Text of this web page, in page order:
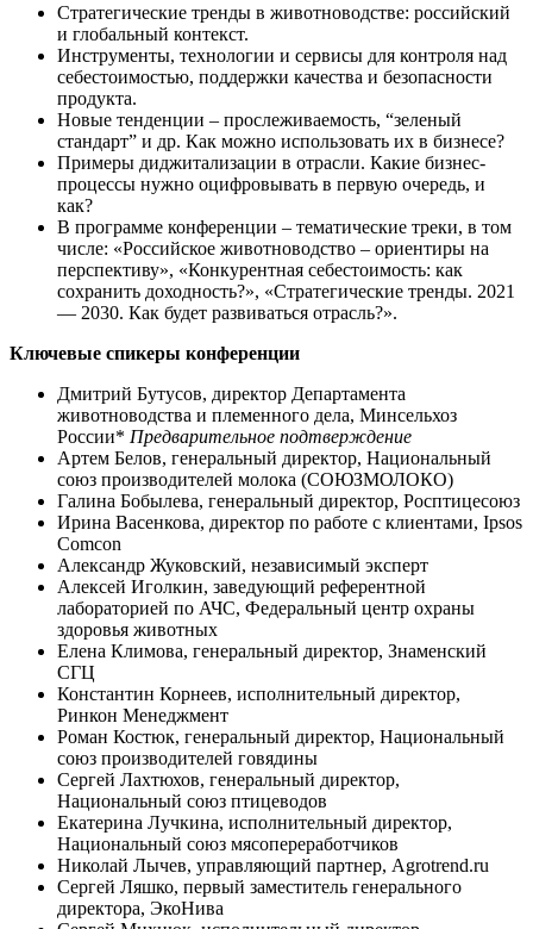
Стратегические тренды в животноводстве: российский
и глобальный контекст.
Инструменты, технологии и сервисы для контроля над
себестоимостью, поддержки качества и безопасности
продукта.
Новые тенденции – прослеживаемость, “зеленый
стандарт” и др. Как можно использовать их в бизнесе?
Примеры диджитализации в отрасли. Какие бизнес-
процессы нужно оцифровывать в первую очередь, и
как?
В программе конференции – тематические треки, в том
числе: «Российское животноводство – ориентиры на
перспективу», «Конкурентная себестоимость: как
сохранить доходность?», «Стратегические тренды. 2021
— 2030. Как будет развиваться отрасль?».
Ключевые спикеры конференции
Дмитрий Бутусов, директор Департамента
животноводства и племенного дела, Минсельхоз
России* Предварительное подтверждение
Артем Белов, генеральный директор, Национальный
союз производителей молока (СОЮЗМОЛОКО)
Галина Бобылева, генеральный директор, Росптицесоюз
Ирина Васенкова, директор по работе с клиентами, Ipsos
Comcon
Александр Жуковский, независимый эксперт
Алексей Иголкин, заведующий референтной
лабораторией по АЧС, Федеральный центр охраны
здоровья животных
Елена Климова, генеральный директор, Знаменский
СГЦ
Константин Корнеев, исполнительный директор,
Ринкон Менеджмент
Роман Костюк, генеральный директор, Национальный
союз производителей говядины
Сергей Лахтюхов, генеральный директор,
Национальный союз птицеводов
Екатерина Лучкина, исполнительный директор,
Национальный союз мясопереработчиков
Николай Лычев, управляющий партнер, Agrotrend.ru
Сергей Ляшко, первый заместитель генерального
директора, ЭкоНива